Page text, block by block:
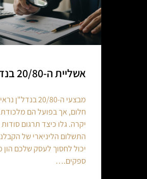
אשליית ה-20/80 בנדל
מבצעי ה-20/80
חלום, אך בפועל הם מלכודת
יקרה. גלו כיצד תרגום סודות
התשלום הליניארי של
יכול לחסוך לעסק שלכם הון
ספקים.…